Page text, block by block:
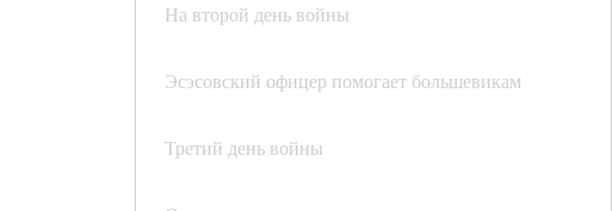
На второй день войны
Эсэсовский офицер помогает большевикам
Третий день войны